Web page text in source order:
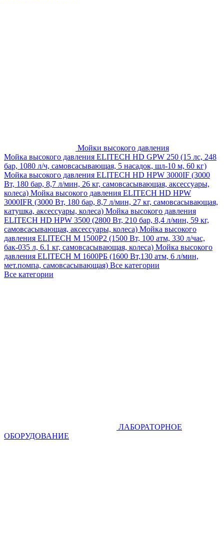
Мойки высокого давления
Мойка высокого давления ELITECH HD GPW 250 (15 лс, 248
бар, 1080 л/ч, самовсасывающая, 5 насадок, шл-10 м, 60 кг)
Мойка высокого давления ELITECH HD HPW 3000IF (3000
Вт, 180 бар, 8,7 л/мин, 26 кг, самовсасывающая, аксессуары,
колеса) Мойка высокого давления ELITECH HD HPW
3000IFR (3000 Вт, 180 бар, 8,7 л/мин, 27 кг, самовсасывающая,
катушка, аксессуары, колеса) Мойка высокого давления
ELITECH HD HPW 3500 (2800 Вт, 210 бар, 8,4 л/мин, 59 кг,
самовсасывающая, аксессуары, колеса) Мойка высокого
давления ELITECH M 1500P2 (1500 Вт, 100 атм, 330 л/час,
бак-035 л, 6.1 кг, самовсасывающая, колеса) Мойка высокого
давления ELITECH М 1600РБ (1600 Вт,130 атм, 6 л/мин,
мет.помпа, самовсасывающая) Все категории
Все категории
ЛАБОРАТОРНОЕ
ОБОРУДОВАНИЕ